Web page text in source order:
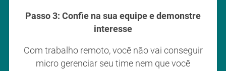
Passo 3: Confie na sua equipe e demonstre
interesse
Com trabalho remoto, você não vai conseguir
micro gerenciar seu time nem que você